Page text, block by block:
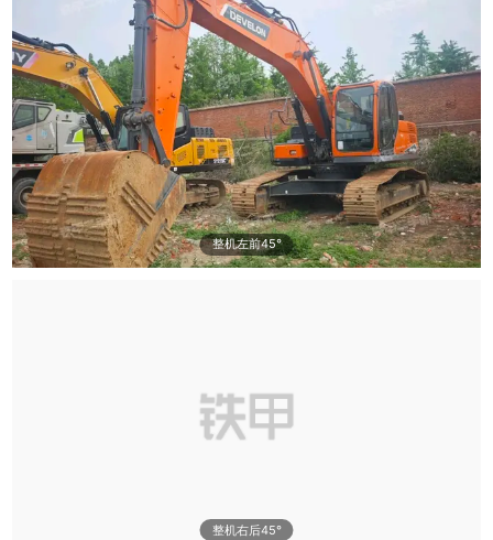
整机左前45°
整机右后45°